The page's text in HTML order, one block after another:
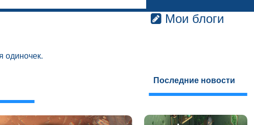
Мои блоги
одиночек.
Последние новости